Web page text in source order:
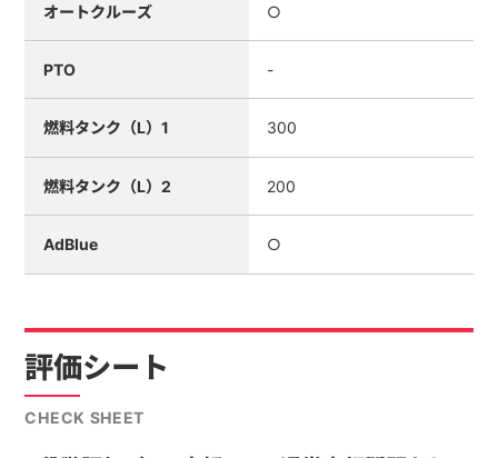
オートクルーズ ○
PTO -
燃料タンク（L）1 300
燃料タンク（L）2 200
AdBlue ○
評価シート
CHECK SHEET